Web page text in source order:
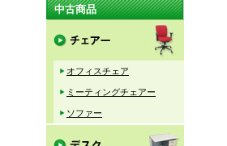
中古商品
オフィスチェア
ミーティングチェアー
ソファー